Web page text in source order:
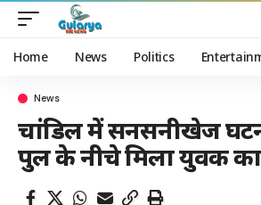
Home News Politics
News
चांडिल में सनसनीखेज
पुल के नीचे मिला युवक